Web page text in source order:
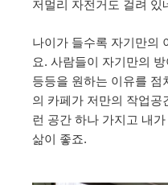
저멀리 자전거도 걸려 있
나이가 들수록 자기만의
요. 사람들이 자기만의
등등을 원하는 이유를 점
의 카페가 저만의 작업공
런 공간 하나 가지고 내
삶이 좋죠.